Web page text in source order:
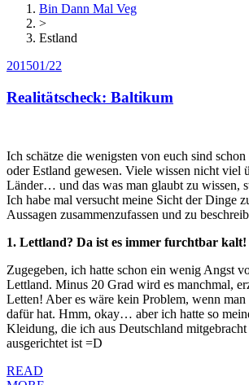
Bin Dann Mal Veg
>
Estland
201501/22
Realitätscheck: Baltikum
Ich schätze die wenigsten von euch sind
oder Estland gewesen. Viele wissen nicht viel
Länder… und das was man glaubt zu wissen,
Ich habe mal versucht meine Sicht der Dinge
Aussagen zusammenzufassen und zu
1. Lettland? Da ist es immer furchtbar kalt!
Zugegeben, ich hatte schon ein wenig Angst
Lettland. Minus 20 Grad wird es manchmal,
Letten! Aber es wäre kein Problem, wenn
dafür hat. Hmm, okay… aber ich hatte so
Kleidung, die ich aus Deutschland
ausgerichtet ist =D
READ